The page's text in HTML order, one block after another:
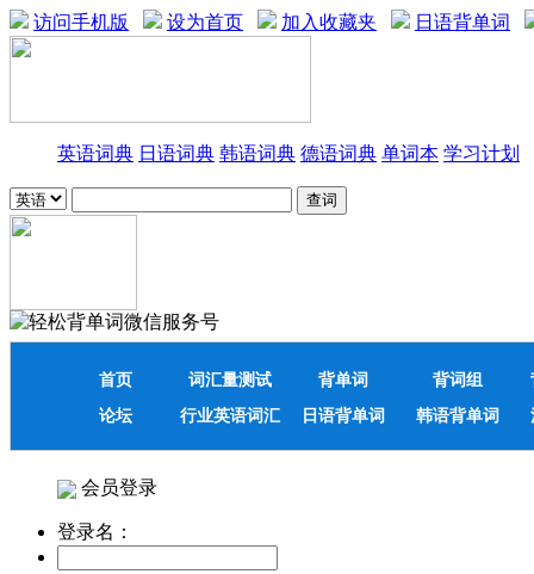
访问手机版 设为首页 加入收藏夹 日语背单词
英语词典 日语词典 韩语词典 德语词典 单词本 学习计划
首页 词汇量测试 背单词 背词组
论坛
行业英语词汇 日语背单词 韩语背单词
会员登录
登录名：